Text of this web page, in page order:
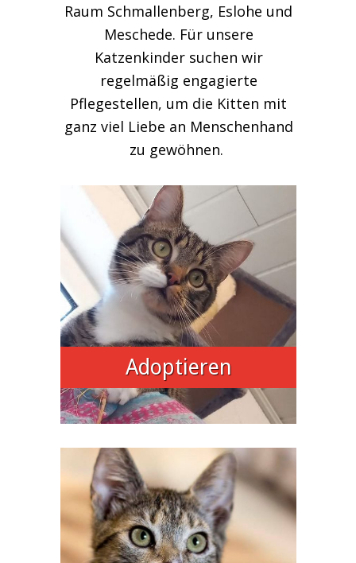
Raum Schmallenberg, Eslohe und
Meschede. Für unsere
Katzenkinder suchen wir
regelmäßig engagierte
Pflegestellen, um die Kitten mit
ganz viel Liebe an Menschenhand
zu gewöhnen.
Adoptieren